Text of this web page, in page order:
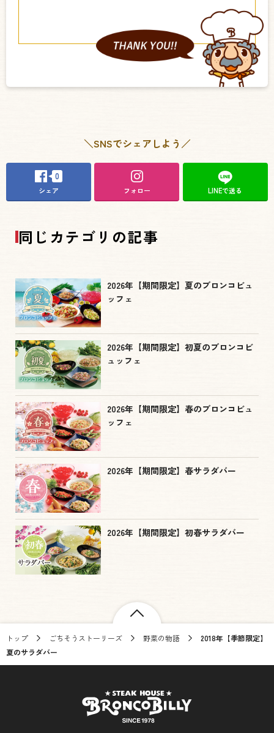
＼SNSでシェアしよう／
0
シェア フォロー LINEで送る
同じカテゴリの記事
2026年【期間限定】夏のブロンコビュ
ッフェ
2026年【期間限定】初夏のブロンコビ
ュッフェ
2026年【期間限定】春のブロンコビュ
ッフェ
2026年【期間限定】春サラダバー
2026年【期間限定】初春サラダバー
トップ ごちそうストーリーズ 野菜の物語
2018年【季節限定】
夏のサラダバー